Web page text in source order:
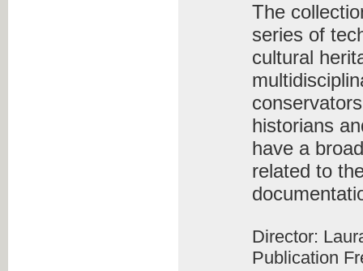
The
series of
cultural
historians
have a
related to
Director:
Publication